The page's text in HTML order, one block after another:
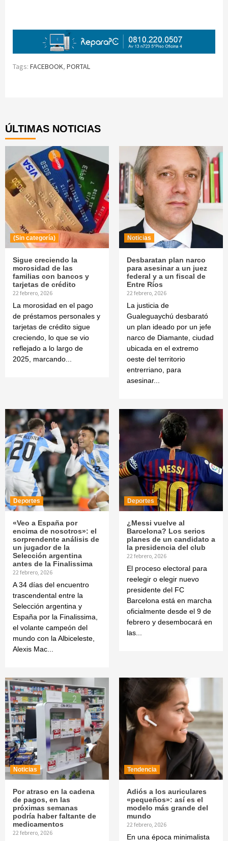
Tags: FACEBOOK, PORTAL
ÚLTIMAS NOTICIAS
(Sin categoría)
Sigue creciendo la
morosidad de las
familias con bancos y
tarjetas de crédito
22 febrero, 2026
La morosidad en el pago
de préstamos personales y
tarjetas de crédito sigue
creciendo, lo que se vio
reflejado a lo largo de
2025, marcando...
Noticias
Desbaratan plan narco
para asesinar a un juez
federal y a un fiscal de
Entre Ríos
22 febrero, 2026
La justicia de
Gualeguaychú desbarató
un plan ideado por un jefe
narco de Diamante, ciudad
ubicada en el extremo
oeste del territorio
entrerriano, para
asesinar...
Deportes
«Veo a España por
encima de nosotros»: el
sorprendente análisis de
un jugador de la
Selección argentina
antes de la Finalissima
22 febrero, 2026
A 34 días del encuentro
trascendental entre la
Selección argentina y
España por la Finalissima,
el volante campeón del
mundo con la Albiceleste,
Alexis Mac...
Deportes
¿Messi vuelve al
Barcelona? Los serios
planes de un candidato a
la presidencia del club
22 febrero, 2026
El proceso electoral para
reelegir o elegir nuevo
presidente del FC
Barcelona está en marcha
oficialmente desde el 9 de
febrero y desembocará en
las...
Noticias
Por atraso en la cadena
de pagos, en las
próximas semanas
podría haber faltante de
medicamentos
22 febrero, 2026
Tendencia
Adiós a los auriculares
«pequeños»: así es el
modelo más grande del
mundo
22 febrero, 2026
En una época minimalista